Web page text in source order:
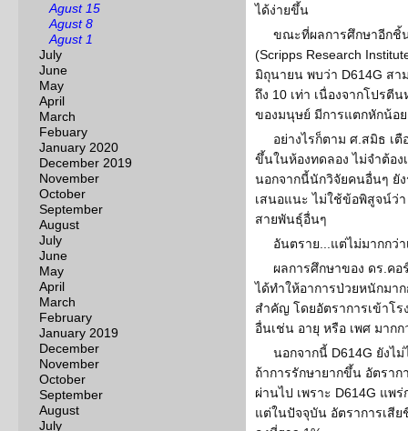
Agust 15
Agust 8
Agust 1
July
June
May
April
March
Febuary
January 2020
December 2019
November
October
September
August
July
June
May
April
March
February
January 2019
December
November
October
September
August
July
ได้ง่ายขึ้น
ขณะที่ผลการศึกษาอีกชิ้
(Scripps Research
มิถุนายน พบว่า D614G สา
ถึง 10 เท่า เนื่องจากโปรตี
ของมนุษย์ มีการแตกหักน้อ
อย่างไรก็ตาม ศ.สมิธ เ
ขึ้นในห้องทดลอง ไม่จำต้อ
นอกจากนี้นักวิจัยคนอื่นๆ ยั
เสนอแนะ ไม่ใช้ข้อพิสูจน์ว่
สายพันธ์ุอื่นๆ
อันตราย...แต่ไม่มากกว่า
ผลการศึกษาของ ดร.คอ
ได้ทำให้อาการป่วยหนักมา
สำคัญ โดยอัตราการเข้าโ
อื่นเช่น อายุ หรือ เพศ มากก
นอกจากนี้ D614G ยังไ
ถ้าการรักษายากขึ้น อัตราก
ผ่านไป เพราะ D614G แพ
แต่ในปัจจุบัน อัตราการเสี